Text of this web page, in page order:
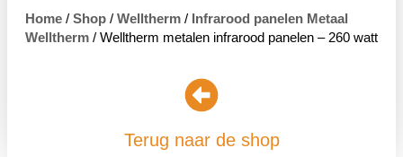
Home / Shop / Welltherm / Infrarood panelen Metaal
Welltherm / Welltherm metalen infrarood panelen – 260 watt
Terug naar de shop